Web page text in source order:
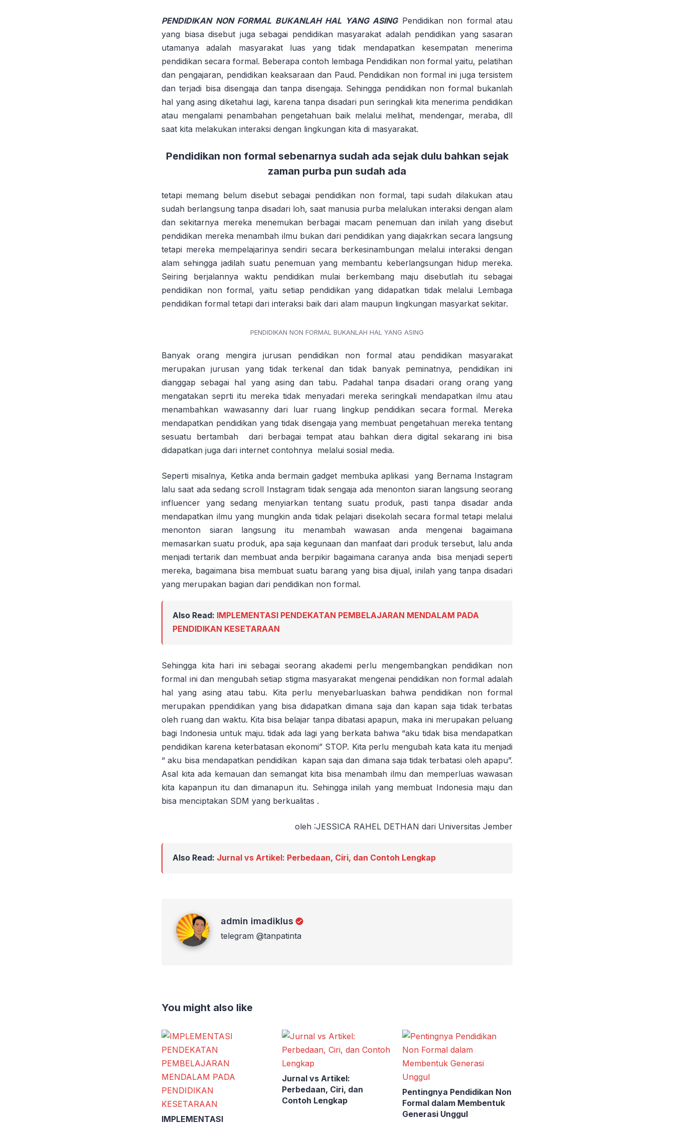
PENDIDIKAN NON FORMAL BUKANLAH HAL YANG ASING Pendidikan non formal atau
yang biasa disebut juga sebagai pendidikan masyarakat adalah pendidikan yang sasaran
utamanya adalah masyarakat luas yang tidak mendapatkan kesempatan menerima
pendidikan secara formal. Beberapa contoh lembaga Pendidikan non formal yaitu, pelatihan
dan pengajaran, pendidikan keaksaraan dan Paud. Pendidikan non formal ini juga tersistem
dan terjadi bisa disengaja dan tanpa disengaja. Sehingga pendidikan non formal bukanlah
hal yang asing diketahui lagi, karena tanpa disadari pun seringkali kita menerima pendidikan
atau mengalami penambahan pengetahuan baik melalui melihat, mendengar, meraba, dll
saat kita melakukan interaksi dengan lingkungan kita di masyarakat.
Pendidikan non formal sebenarnya sudah ada sejak dulu bahkan sejak
zaman purba pun sudah ada
tetapi memang belum disebut sebagai pendidikan non formal, tapi sudah dilakukan atau
sudah berlangsung tanpa disadari loh, saat manusia purba melalukan interaksi dengan alam
dan sekitarnya mereka menemukan berbagai macam penemuan dan inilah yang disebut
pendidikan mereka menambah ilmu bukan dari pendidikan yang diajakrkan secara langsung
tetapi mereka mempelajarinya sendiri secara berkesinambungan melalui interaksi dengan
alam sehingga jadilah suatu penemuan yang membantu keberlangsungan hidup mereka.
Seiring berjalannya waktu pendidikan mulai berkembang maju disebutlah itu sebagai
pendidikan non formal, yaitu setiap pendidikan yang didapatkan tidak melalui Lembaga
pendidikan formal tetapi dari interaksi baik dari alam maupun lingkungan masyarkat sekitar.
PENDIDIKAN NON FORMAL BUKANLAH HAL YANG ASING
Banyak orang mengira jurusan pendidikan non formal atau pendidikan masyarakat
merupakan jurusan yang tidak terkenal dan tidak banyak peminatnya, pendidikan ini
dianggap sebagai hal yang asing dan tabu. Padahal tanpa disadari orang orang yang
mengatakan seprti itu mereka tidak menyadari mereka seringkali mendapatkan ilmu atau
menambahkan wawasanny dari luar ruang lingkup pendidikan secara formal. Mereka
mendapatkan pendidikan yang tidak disengaja yang membuat pengetahuan mereka tentang
sesuatu bertambah dari berbagai tempat atau bahkan diera digital sekarang ini bisa
didapatkan juga dari internet contohnya melalui sosial media.
Seperti misalnya, Ketika anda bermain gadget membuka aplikasi yang Bernama Instagram
lalu saat ada sedang scroll Instagram tidak sengaja ada menonton siaran langsung seorang
influencer yang sedang menyiarkan tentang suatu produk, pasti tanpa disadar anda
mendapatkan ilmu yang mungkin anda tidak pelajari disekolah secara formal tetapi melalui
menonton siaran langsung itu menambah wawasan anda mengenai bagaimana
memasarkan suatu produk, apa saja kegunaan dan manfaat dari produk tersebut, lalu anda
menjadi tertarik dan membuat anda berpikir bagaimana caranya anda bisa menjadi seperti
mereka, bagaimana bisa membuat suatu barang yang bisa dijual, inilah yang tanpa disadari
yang merupakan bagian dari pendidikan non formal.
Also Read: IMPLEMENTASI PENDEKATAN PEMBELAJARAN MENDALAM PADA
PENDIDIKAN KESETARAAN
Sehingga kita hari ini sebagai seorang akademi perlu mengembangkan pendidikan non
formal ini dan mengubah setiap stigma masyarakat mengenai pendidikan non formal adalah
hal yang asing atau tabu. Kita perlu menyebarluaskan bahwa pendidikan non formal
merupakan ppendidikan yang bisa didapatkan dimana saja dan kapan saja tidak terbatas
oleh ruang dan waktu. Kita bisa belajar tanpa dibatasi apapun, maka ini merupakan peluang
bagi Indonesia untuk maju. tidak ada lagi yang berkata bahwa “aku tidak bisa mendapatkan
pendidikan karena keterbatasan ekonomi” STOP. Kita perlu mengubah kata kata itu menjadi
“ aku bisa mendapatkan pendidikan kapan saja dan dimana saja tidak terbatasi oleh apapu”.
Asal kita ada kemauan dan semangat kita bisa menambah ilmu dan memperluas wawasan
kita kapanpun itu dan dimanapun itu. Sehingga inilah yang membuat Indonesia maju dan
bisa menciptakan SDM yang berkualitas .
oleh :JESSICA RAHEL DETHAN dari Universitas Jember
Also Read: Jurnal vs Artikel: Perbedaan, Ciri, dan Contoh Lengkap
admin imadiklus
telegram @tanpatinta
You might also like
IMPLEMENTASI
Jurnal vs Artikel:
Perbedaan, Ciri, dan
Contoh Lengkap
Pentingnya Pendidikan Non
Formal dalam Membentuk
Generasi Unggul